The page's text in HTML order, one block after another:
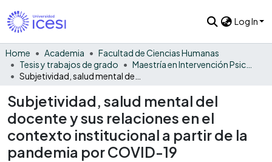
Log In
Home Academia
Facultad de Ciencias Humanas
Tesis y trabajos de grado
Subjetividad, salud mental del
docente y sus relaciones en el
contexto institucional a partir de la
pandemia por COVID-19